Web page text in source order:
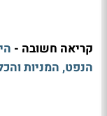
קריאה חשובה -
הנפט, המניות